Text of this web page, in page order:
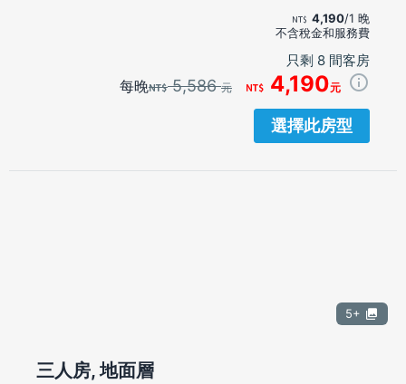
4,190/1 晚
不含稅金和服務費
只剩 8 間客房
每晚 5,586元 4,190元
選擇此房型
5+
三人房, 地面層